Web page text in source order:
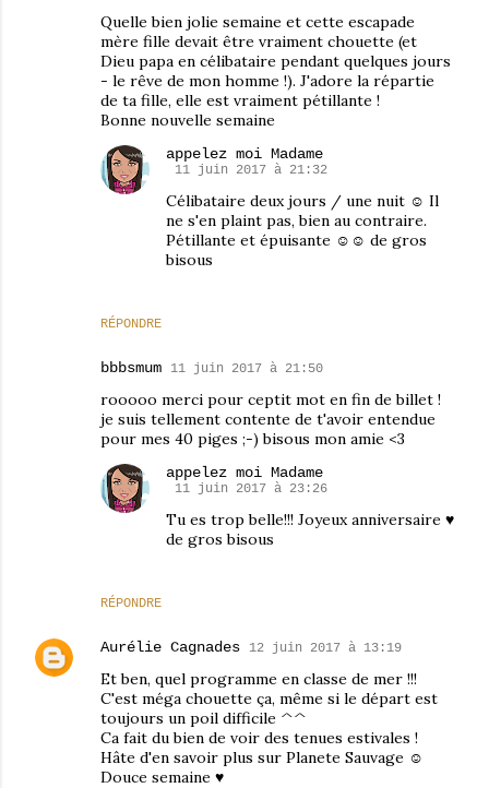
Quelle bien jolie semaine et cette escapade
mère fille devait être vraiment chouette (et
Dieu papa en célibataire pendant quelques jours
- le rêve de mon homme !). J'adore la répartie
de ta fille, elle est vraiment pétillante !
Bonne nouvelle semaine
RÉPONDRE
appelez moi Madame
11 juin 2017 à 21:32
Célibataire deux jours / une nuit ☺ Il
ne s'en plaint pas, bien au contraire.
Pétillante et épuisante ☺☺ de gros
bisous
bbbsmum 11 juin 2017 à 21:50
rooooo merci pour ceptit mot en fin de billet !
je suis tellement contente de t'avoir entendue
pour mes 40 piges ;-) bisous mon amie <3
RÉPONDRE
appelez moi Madame
11 juin 2017 à 23:26
Tu es trop belle!!! Joyeux anniversaire ♥
de gros bisous
Aurélie Cagnades 12 juin 2017 à 13:19
Et ben, quel programme en classe de mer !!!
C'est méga chouette ça, même si le départ est
toujours un poil difficile ^^
Ca fait du bien de voir des tenues estivales !
Hâte d'en savoir plus sur Planete Sauvage ☺
Douce semaine ♥